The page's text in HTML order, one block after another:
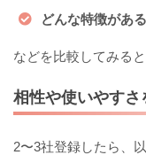
どんな特徴があ
などを比較してみる
相性や使いやす
2〜3社登録したら、